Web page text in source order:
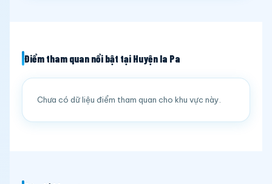
Điểm tham quan nổi bật tại Huyện Ia Pa
Chưa có dữ liệu điểm tham quan cho khu vực này.